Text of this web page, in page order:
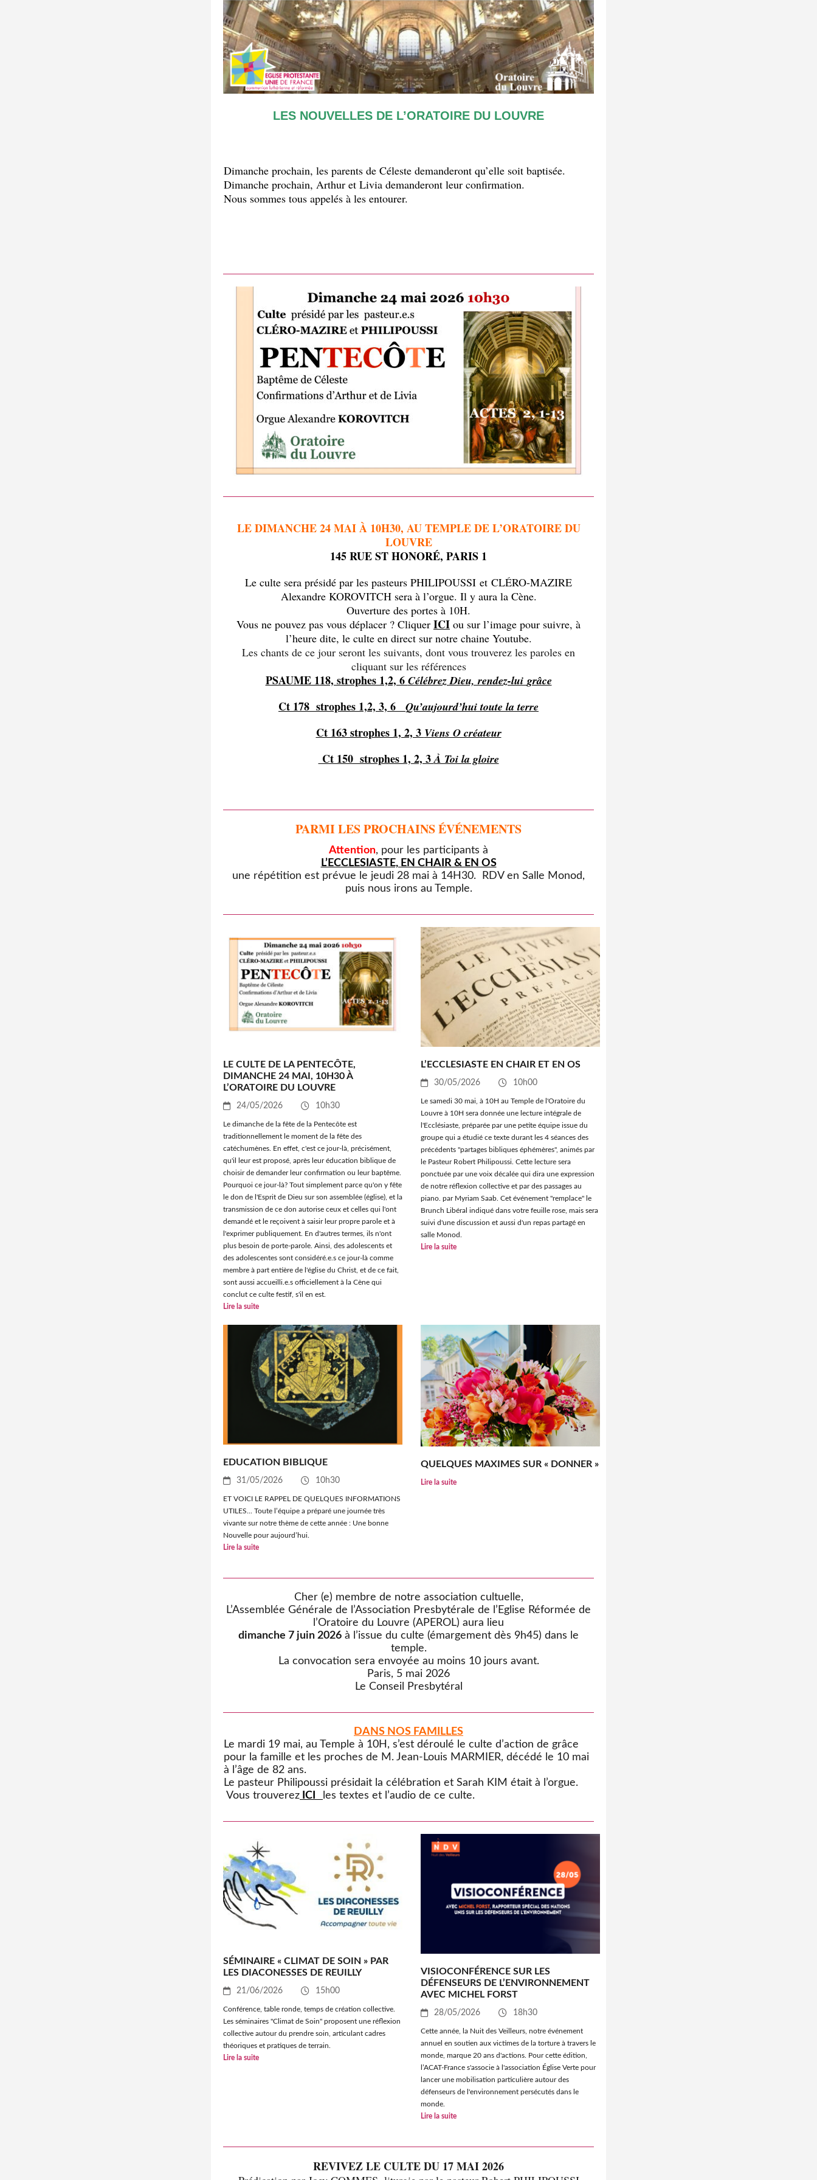
LES NOUVELLES DE L’ORATOIRE DU LOUVRE
Dimanche prochain, les parents de Céleste demanderont qu’elle soit baptisée.
Dimanche prochain, Arthur et Livia demanderont leur confirmation.
Nous sommes tous appelés à les entourer.
LE DIMANCHE 24 MAI À 10H30, AU TEMPLE DE L’ORATOIRE DU
LOUVRE
145 RUE ST HONORÉ, PARIS 1
Le culte sera présidé par les pasteurs PHILIPOUSSI et CLÉRO-MAZIRE
Alexandre KOROVITCH sera à l’orgue. Il y aura la Cène.
Ouverture des portes à 10H.
Vous ne pouvez pas vous déplacer ? Cliquer ICI ou sur l’image pour suivre, à
l’heure dite, le culte en direct sur notre chaine Youtube.
Les chants de ce jour seront les suivants, dont vous trouverez les paroles en
cliquant sur les références
PSAUME 118, strophes 1,2, 6 Célébrez Dieu, rendez-luigrâce
Ct 178 strophes 1,2, 3, 6 Qu’aujourd’hui toute la terre
Ct 163 strophes 1, 2, 3 Viens O créateur
Ct 150 strophes 1, 2, 3À Toi la gloire
PARMI LES PROCHAINS ÉVÉNEMENTS
Attention, pour les participants à
L’ECCLESIASTE, EN CHAIR & EN OS
une répétition est prévue le jeudi 28 mai à 14H30.
RDV en Salle Monod,
puis nous irons au Temple.
LE CULTE DE LA PENTECÔTE,
DIMANCHE 24 MAI, 10H30 À
L’ORATOIRE DU LOUVRE
24/05/2026 10h30
Le dimanche de la fête de la Pentecôte est
traditionnellement le moment de la fête des
catéchumènes. En effet, c'est ce jour-là, précisément,
qu'il leur est proposé, après leur éducation biblique de
choisir de demander leur confirmation ou leur baptême.
Pourquoi ce jour-là? Tout simplement parce qu'on y fête
le don de l'Esprit de Dieu sur son assemblée (église), et la
transmission de ce don autorise ceux et celles qui l'ont
demandé et le reçoivent à saisir leur propre parole et à
l'exprimer publiquement. En d'autres termes, ils n'ont
plus besoin de porte-parole. Ainsi, des adolescents et
des adolescentes sont considéré.e.s ce jour-là comme
membre à part entière de l'église du Christ, et de ce fait,
sont aussi accueilli.e.s officiellement à la Cène qui
conclut ce culte festif, s'il en est.
Lire la suite
L’ECCLESIASTE EN CHAIR ET EN OS
30/05/2026 10h00
Le samedi 30 mai, à 10H au Temple de l'Oratoire du
Louvre à 10H sera donnée une lecture intégrale de
l'Ecclésiaste, préparée par une petite équipe issue du
groupe qui a étudié ce texte durant les 4 séances des
précédents "partages bibliques éphémères", animés par
le Pasteur Robert Philipoussi. Cette lecture sera
ponctuée par une voix décalée qui dira une expression
de notre réflexion collective et par des passages au
piano. par Myriam Saab. Cet événement "remplace" le
Brunch Libéral indiqué dans votre feuille rose, mais sera
suivi d'une discussion et aussi d'un repas partagé en
salle Monod.
Lire la suite
EDUCATION BIBLIQUE
31/05/2026 10h30
ET VOICI LE RAPPEL DE QUELQUES INFORMATIONS
UTILES... Toute l’équipe a préparé une journée très
vivante sur notre thème de cette année : Une bonne
Nouvelle pour aujourd’hui.
Lire la suite
QUELQUES MAXIMES SUR « DONNER »
Lire la suite
Cher (e) membre de notre association cultuelle,
L’Assemblée Générale de l’Association Presbytérale de l’Eglise Réformée de
l’Oratoire du Louvre (APEROL) aura lieu
dimanche 7 juin 2026 à l’issue du culte (émargement dès 9h45) dans le
temple.
La convocation sera envoyée au moins 10 jours avant.
Paris, 5 mai 2026
Le Conseil Presbytéral
DANS NOS FAMILLES
Le mardi 19 mai, au Temple à 10H, s’est déroulé le culte d’action de grâce
pour la famille et les proches de M. Jean-Louis MARMIER, décédé le 10 mai
à l’âge de 82 ans.
Le pasteur Philipoussi présidait la célébration et Sarah KIM était à l’orgue.
Vous trouverez ICI les textes et l’audio de ce culte.
SÉMINAIRE « CLIMAT DE SOIN » PAR
LES DIACONESSES DE REUILLY
21/06/2026 15h00
Conférence, table ronde, temps de création collective.
Les séminaires "Climat de Soin" proposent une réflexion
collective autour du prendre soin, articulant cadres
théoriques et pratiques de terrain.
Lire la suite
VISIOCONFÉRENCE SUR LES
DÉFENSEURS DE L’ENVIRONNEMENT
AVEC MICHEL FORST
28/05/2026 18h30
Cette année, la Nuit des Veilleurs, notre événement
annuel en soutien aux victimes de la torture à travers le
monde, marque 20 ans d'actions. Pour cette édition,
l’ACAT-France s'associe à l'association Église Verte pour
lancer une mobilisation particulière autour des
défenseurs de l'environnement persécutés dans le
monde.
Lire la suite
REVIVEZ LE CULTE DU 17 MAI 2026